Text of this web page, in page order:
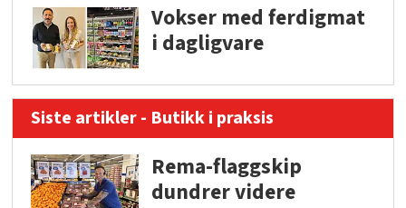
Vokser med ferdigmat
i dagligvare
Siste artikler - Butikk i praksis
Rema-flaggskip
dundrer videre